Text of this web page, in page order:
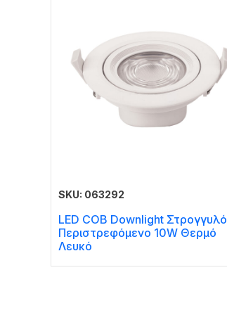
SKU: 063292
LED COB Downlight Στρογγυλό
Περιστρεφόμενο 10W Θερμό
Λευκό